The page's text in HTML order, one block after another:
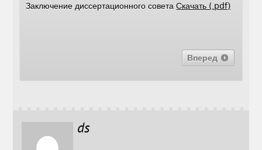
Заключение диссертационного советаСкачать (.pdf)
Вперед
ds